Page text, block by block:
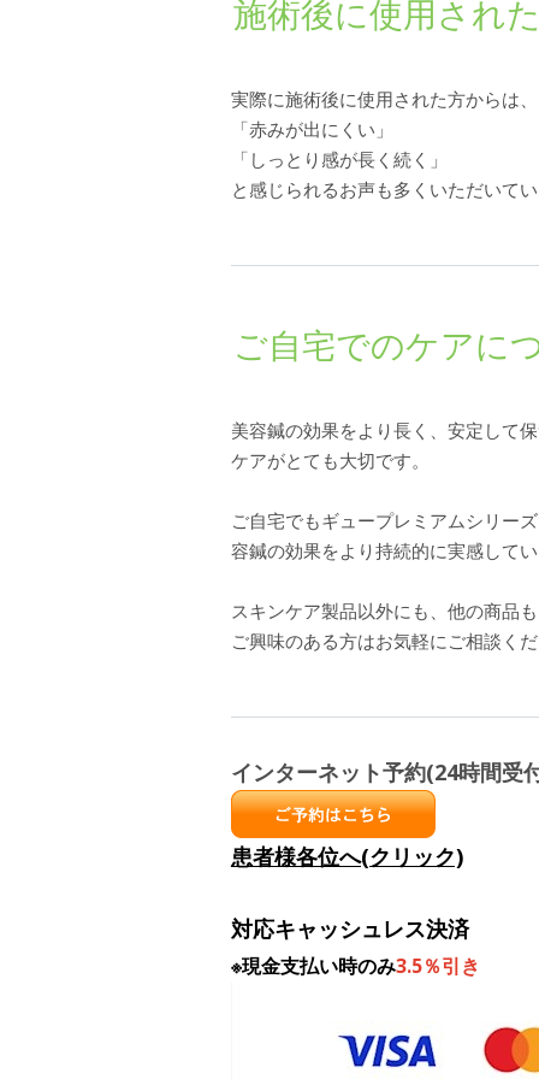
施術後に使用され
実際に施術後に使用された方からは、
「赤みが出にくい」
「しっとり感が長く続く」
と感じられるお声も多くいただいて
ご自宅でのケアに
美容鍼の効果をより長く、安定して
ケアがとても大切です。
ご自宅でもギュープレミアムシリー
容鍼の効果をより持続的に実感して
スキンケア製品以外にも、他の商品
ご興味のある方はお気軽にご相談く
インターネット予約(24時間受
患者様各位へ(クリック)
対応キャッシュレス決済
※現金支払い時のみ3.5％引き